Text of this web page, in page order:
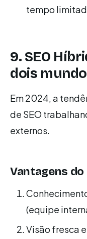
tempo
9. SEO
dois
Em 2024, a
de SEO
externos.
Vantagens do
(equipe
Visão fresca